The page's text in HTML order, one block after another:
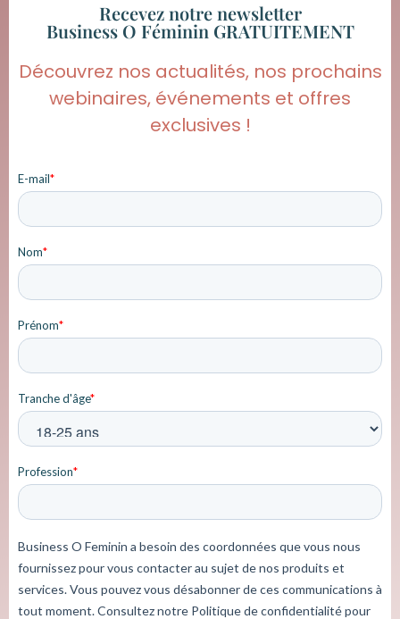
Recevez notre newsletter
Business O Féminin GRATUITEMENT
Découvrez nos actualités, nos prochains
webinaires, événements et offres
exclusives !